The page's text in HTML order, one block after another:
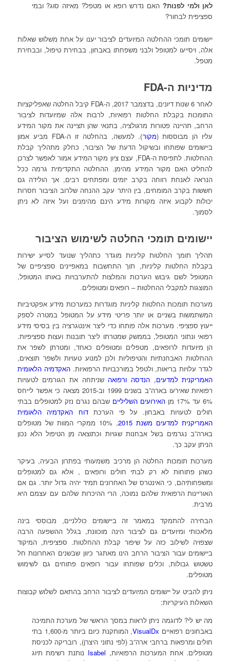
לאן ולמי לפנות? האם נדרש רופא או מטפל? מאיזה סוג? ובמי
ספציפית לבחור?
יישומים תומכי ההחלטה המיועדים לציבור יענו על אחת משלוש שאלות
אלה, ויסייעו למטופל ולבני משפחתו באבחון, בבחירת טיפול, ובבחירת
מטפל.
מדיניות ה-FDA
לאחר 6 שנות דיונים, בדצמבר 2017, ה-FDA קיבל החלטה שאפליקציות
התומכות בקבלת החלטות רפואיות, לרבות אלה שמיועדות לציבור
הרחב, תהיינה פטורות מרגולציה, בתנאי שהן תציינה את מקור המידע
עליו הן מבוססות (מקור
). למעשה, בהחלטה זו ה-FDA מביע אמון
ביישומים שפותחו ובשיקול הדעת של הציבור, כחלק מתהליך קבלת
ההחלטות. לתפיסת ה-FDA, עצם ציון מקור המידע אמור לאפשר לצרכן
להחליט האם מקור המידע מהימן. ההחלטה התקדימית גרמה ככל
הנראה לאנחת רווחה בקרב יזמים ומפתחים רבים, אך הולידה גם
חששות בקרב המומחים, בין היתר עקב ההנחה שלרוב הציבור חסרות
יכולות לקבוע איזה מקורות מידע הינם מהימנים ועל איזה לא ניתן
לסמוך.
יישומים תומכי החלטה לשימוש הציבור
תהליך תומך החלטות קליניות מוגדר כתהליך שנועד לסייע ישירות
בקבלת החלטות קליניות, תוך התחשבות במאפיינים ספציפיים של
המטופל לשם גיבוש הערכות והמלצות להתערבויות באותו המטופל,
המוצגות למקבלי ההחלטות – רופאים ומטופלים.
מערכות תומכות החלטות קליניות מוגדרות כמערכות מידע אפקטיביות
המשתמשות בשניים או יותר פריטי מידע על המטופל במטרה לספק
ייעוץ ספציפי. מערכות אלה פותחו כדי ליצר אינטגרציה בין בסיסי מידע
רפואי ונתוני המטופל, בממשק שמטרתו ליצר תובנות ועצות ספציפיות.
הן מיועדות לרופאים, מטפלים ומטופלים כאחד, ומטרתן לשפר את
ההחלטות האבחנתיות והטיפוליות ולכן למנוע טעויות ולשפר תוצאים,
לגדר עלויות בריאות, ולטפל במורכבויות הרפואיות.האקדמיה הלאומית
האמריקנית למדעים, הנדסה ורפואה שניתחה את הגורמים לטעויות
רפואיות שאירעו בארה”ב בשנים 1999 וב-2015 מצאה כי אפשר לייחס
6% עד 17% מן
האירועים השליליים שבהם נגרם נזק למטופלים בבתי
חולים לטעויות באבחון. על פי הערכתדוח האקדמיה הלאומית
האמריקנית למדעים משנת 2015
, 10% ממקרי המוות של מטופלים
בארה”ב נגרמים בשל אבחנות שגויות וכתוצאה מן הטיפול הלא נכון
הניתן עקב כך.
מערכות תומכות החלטה הן מרכיב משמעותי בפתרון הבעיה, בעיקר
כשהן פתוחות לא רק לבתי חולים ורופאים , אלא גם למטופלים
ומשפחותיהם, כי האינטרס של האחרונים תמיד יהיה גדול יותר. גם אם
האוריינות הרפואית שלהם נמוכה, הרי ההיכרות שלהם עם עצמם היא
מרבית.
הבחירה להתמקד במאמר זה ביישומים כוללניים, מבוססי בינה
מלאכותי ומיועדים גם לציבור הינה מוכוונת, בגלל ההשפעה הרבה
שצפויה לשילוב כזה על שיפור קבלת ההחלטות. ספציפית, המיקוד
ביישומים עבור הציבור הרחב הינו מאתגר כיוון שבשנים האחרונות חל
טשטוש גבולות, וכלים שפותחו עבור רופאים פתוחים גם לשימוש
מטופלים.
ניתן להביט על יישומים המיועדים לציבור הרחב בהתאם לשלוש קבוצות
השאלות העיקריות:
מה יש לי? לדוגמה ניתן לראות במסך הראשי של מערכת התמיכה
באבחונים רפואיים VisualDx
, המותקנת כיום ביותר מ-1,600 בתי
חולים ומרפאות ברחבי ארה”ב (לפי נתוני היצרן), רובריקה לכניסת
מטופלים. אחת המערכות הרפואיות, Isabel נותנת רשימת תיוג